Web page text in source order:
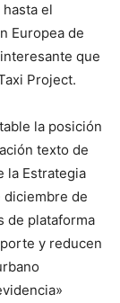
el
Europea de
que
Project.
la posición
texto de
la Estrategia
de
de plataforma
y reducen